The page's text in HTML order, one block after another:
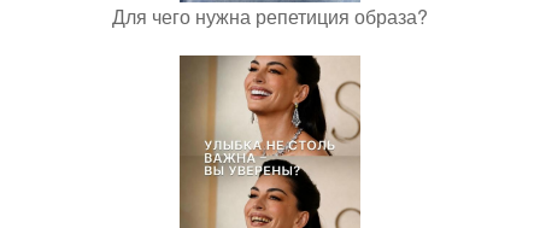
Для чего нужна репетиция образа?